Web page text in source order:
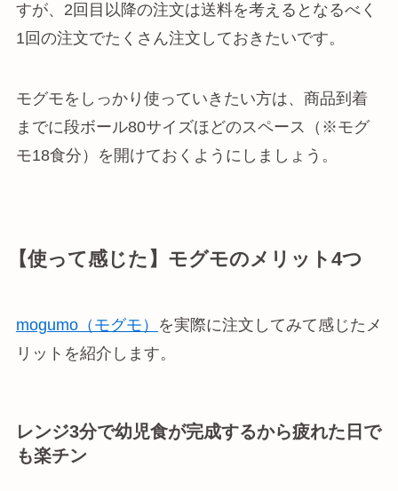
すが、2回目以降の注文は送料を考えるとなるべく
1回の注文でたくさん注文しておきたいです。
モグモをしっかり使っていきたい方は、商品到着
までに段ボール80サイズほどのスペース（※モグ
モ18食分）を開けておくようにしましょう。
【使って感じた】モグモのメリット4つ
mogumo（モグモ）
を実際に注文してみて感じたメ
リットを紹介します。
レンジ3分で幼児食が完成するから疲れた日で
も楽チン